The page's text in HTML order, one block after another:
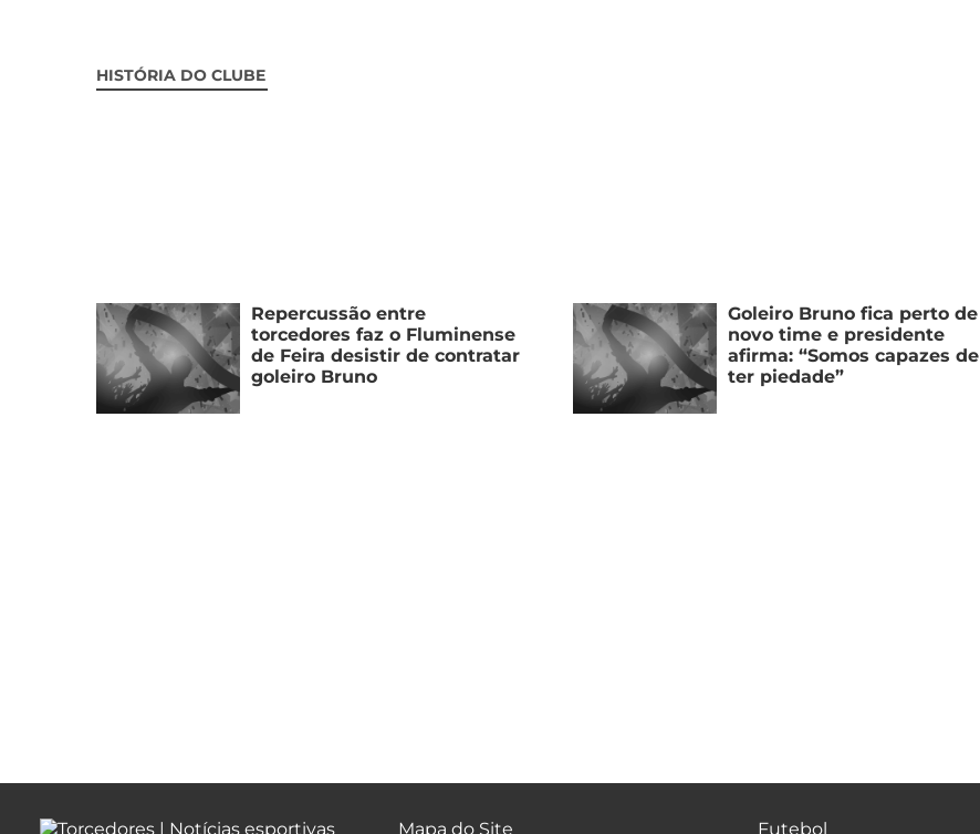
HISTÓRIA DO CLUBE
Repercussão entre
torcedores faz o Fluminense
de Feira desistir de contratar
goleiro Bruno
Goleiro Bruno fica perto de
novo time e presidente
afirma: “Somos capazes de
ter piedade”
Mapa do Site Futebol